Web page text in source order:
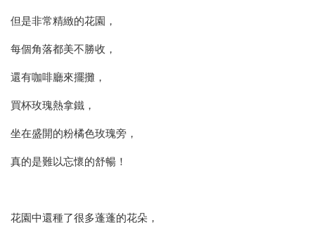
但是非常精緻的花園，
每個角落都美不勝收，
還有咖啡廳來擺攤，
買杯玫瑰熱拿鐵，
坐在盛開的粉橘色玫瑰旁，
真的是難以忘懷的舒暢！
花園中還種了很多蓬蓬的花朵，